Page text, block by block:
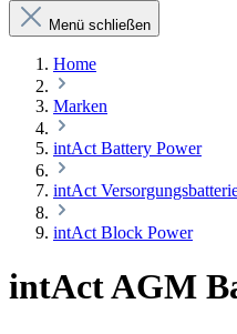
Menü schließen
Home
Marken
intAct Battery Power
intAct
intAct Block Power
intAct AGM